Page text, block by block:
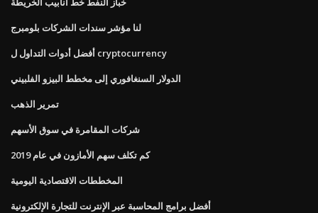
لنا مؤشر سندات الشركات بلومبرج
أفضل أدوات التداول ل cryptocurrency
الدولار السنغافوري إلى مخطط البيزو الفلبيني
تمرير الذهب
شركات المقامرة في سوق الأسهم
كم تكلف سهم الأمازون في عام 2019
المخططات الاقتصادية اليومية
أفضل برامج المحاسبة عبر الإنترنت للتجارة الإلكترونية